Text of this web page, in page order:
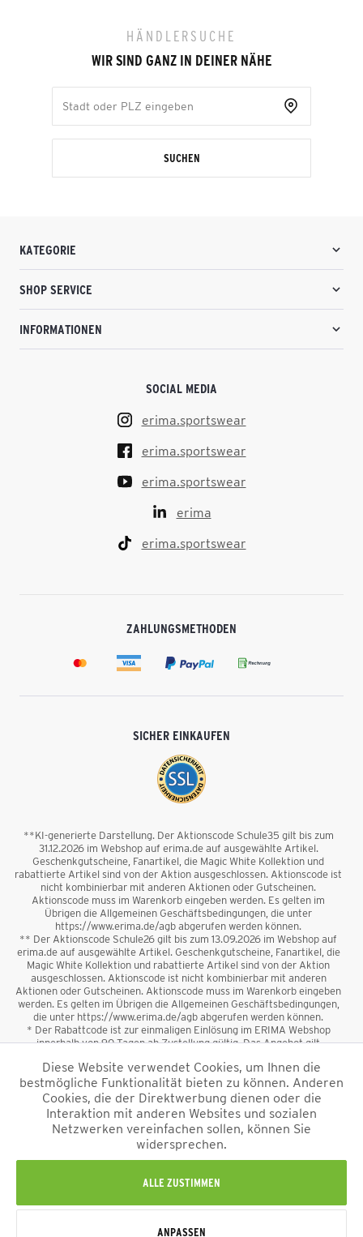
HÄNDLERSUCHE
WIR SIND GANZ IN DEINER NÄHE
SUCHEN
KATEGORIE
SHOP SERVICE
INFORMATIONEN
SOCIAL MEDIA
erima.sportswear
erima.sportswear
erima.sportswear
erima
erima.sportswear
ZAHLUNGSMETHODEN
SICHER EINKAUFEN
**KI-generierte Darstellung. Der Aktionscode Schule35 gilt bis zum
31.12.2026 im Webshop auf erima.de auf ausgewählte Artikel.
Geschenkgutscheine, Fanartikel, die Magic White Kollektion und
rabattierte Artikel sind von der Aktion ausgeschlossen. Aktionscode ist
nicht kombinierbar mit anderen Aktionen oder Gutscheinen.
Aktionscode muss im Warenkorb eingeben werden. Es gelten im
Übrigen die Allgemeinen Geschäftsbedingungen, die unter
https://www.erima.de/agb abgerufen werden können.
** Der Aktionscode Schule26 gilt bis zum 13.09.2026 im Webshop auf
erima.de auf ausgewählte Artikel. Geschenkgutscheine, Fanartikel, die
Magic White Kollektion und rabattierte Artikel sind von der Aktion
ausgeschlossen. Aktionscode ist nicht kombinierbar mit anderen
Aktionen oder Gutscheinen. Aktionscode muss im Warenkorb eingeben
werden. Es gelten im Übrigen die Allgemeinen Geschäftsbedingungen,
die unter https://www.erima.de/agb abgerufen werden können.
* Der Rabattcode ist zur einmaligen Einlösung im ERIMA Webshop
innerhalb von 90 Tagen ab Zustellung gültig. Das Angebot gilt
sowie Geschenkgutscheine sind vom Rabatt ausgeschlossen. Der
Rabattcode ist nicht mit anderen Aktionen oder Gutscheinen
kombinierbar. Der Mindestbestellwert beträgt 50 €
*Alle Preise verstehen sich inkl. Mehrwertsteuer und zzgl.
und ggf. Nachnahmegebühren, wenn nicht anders
beschrieben.
Diese Website verwendet Cookies, um Ihnen die
bestmögliche Funktionalität bieten zu können. Anderen
Cookies, die der Direktwerbung dienen oder die
Interaktion mit anderen Websites und sozialen
Netzwerken vereinfachen sollen, können Sie
widersprechen.